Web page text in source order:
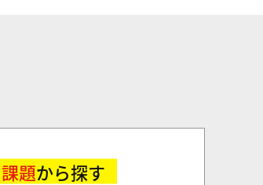
課題から探す